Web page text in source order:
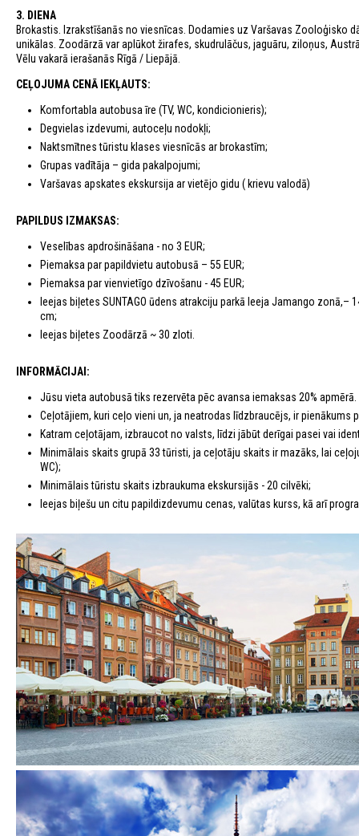
3. DIENA
Brokastis. Izrakstīšanās no viesnīcas. Dodamies uz Varšavas Zooloģisko
unikālas. Zoodārzā var aplūkot žirafes, skudrulāčus, jaguāru, ziloņus,
Vēlu vakarā ierašanās Rīgā / Liepājā.
CEĻOJUMA CENĀ IEKĻAUTS:
Komfortabla autobusa īre (TV, WC, kondicionieris);
Degvielas izdevumi, autoceļu nodokļi;
Naktsmītnes tūristu klases viesnīcās ar brokastīm;
Grupas vadītāja – gida pakalpojumi;
Varšavas apskates ekskursija ar vietējo gidu ( krievu valodā)
PAPILDUS IZMAKSAS:
Veselības apdrošināšana - no 3 EUR;
Piemaksa par papildvietu autobusā – 55 EUR;
Piemaksa par vienvietīgo dzīvošanu - 45 EUR;
Ieejas biļetes SUNTAGO ūdens atrakciju parkā Ieeja Jamango
cm;
Ieejas biļetes Zoodārzā ~ 30 zloti.
INFORMĀCIJAI:
Jūsu vieta autobusā tiks rezervēta pēc avansa iemaksas 20%
Ceļotājiem, kuri ceļo vieni un, ja neatrodas līdzbraucējs, ir pienākums
Katram ceļotājam, izbraucot no valsts, līdzi jābūt derīgai pasei vai
Minimālais skaits grupā 33 tūristi, ja ceļotāju skaits ir mazāks, lai
WC);
Minimālais tūristu skaits izbraukuma ekskursijās - 20 cilvēki;
Ieejas biļešu un citu papildizdevumu cenas, valūtas kurss, kā arī